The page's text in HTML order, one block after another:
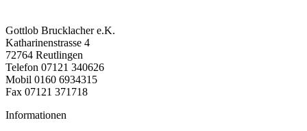
Gottlob Brucklacher e.K.
Katharinenstrasse 4
72764 Reutlingen
Telefon 07121 340626
Mobil 0160 6934315
Fax 07121 371718
Informationen